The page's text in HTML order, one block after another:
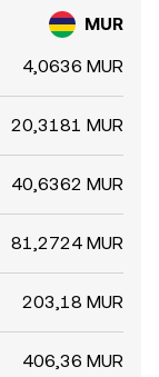
MUR
4,0636 MUR
20,3181 MUR
40,6362 MUR
81,2724 MUR
203,18 MUR
406,36 MUR